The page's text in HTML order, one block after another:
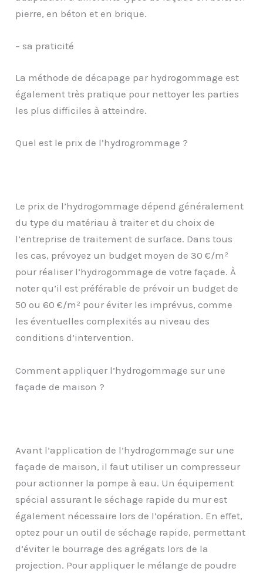
pierre, en béton et en brique.
– sa praticité
La méthode de décapage par hydrogommage est
également très pratique pour nettoyer les parties
les plus difficiles à atteindre.
Quel est le prix de l’hydrogrommage ?
Le prix de l’hydrogommage dépend généralement
du type du matériau à traiter et du choix de
l’entreprise de traitement de surface. Dans tous
les cas, prévoyez un budget moyen de 30 €/m²
pour réaliser l’hydrogommage de votre façade. À
noter qu’il est préférable de prévoir un budget de
50 ou 60 €/m² pour éviter les imprévus, comme
les éventuelles complexités au niveau des
conditions d’intervention.
Comment appliquer l’hydrogommage sur une
façade de maison ?
Avant l’application de l’hydrogommage sur une
façade de maison, il faut utiliser un compresseur
pour actionner la pompe à eau. Un équipement
spécial assurant le séchage rapide du mur est
également nécessaire lors de l’opération. En effet,
optez pour un outil de séchage rapide, permettant
d’éviter le bourrage des agrégats lors de la
projection. Pour appliquer le mélange de poudre